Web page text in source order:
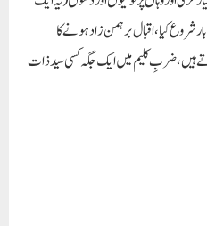
شروع کیا ، اقبال برہمن زاد ہونے کا
ہیں ، ضربِ کلیم میں ایک جگہ کسی سید ذات